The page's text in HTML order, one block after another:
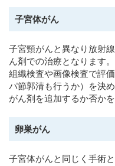
子宮体がん
子宮頸がんと異なり放射
ん剤での治療となります
組織検査や画像検査で評
パ節郭清も行うか）を決
がん剤を追加するか否かを
卵巣がん
子宮体がんと同じく手術